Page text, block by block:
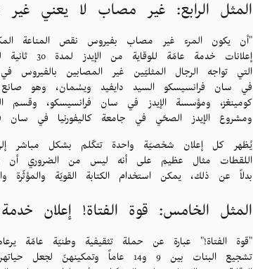
المثل الرابع: غير مصاب لا يعني غير
"أن يكون المرء غير مصاب بفيروس نقص المناعة
إعلانات
التي تواجه الرجال المثليّين غير المصابين
في سان فرانسيسكو السيد دايفيد ويسْمان، وهو
كومينغز، ومؤسسة الإيدز في سان فرانسيسكو، وقسم
ومشروع الإيدز الصحّي في جامعة كاليفورنيا في سان
يُظهر كل إعلان شخصيّة واحدة تتكّلم بشكل مباشر
اللقطات مثال عظيم على أنه ليس من الضروري أن
بدلاً عن ذلك، يمكن استخدام الكتابة القويّة
المثل الخامس: قوة الفتاة! إعلان
"قوة الفتاة!" عبارة عن حملة تثقيفية وطنيّة عامّة
تشجيع البنات بين 9 و14 عاماً